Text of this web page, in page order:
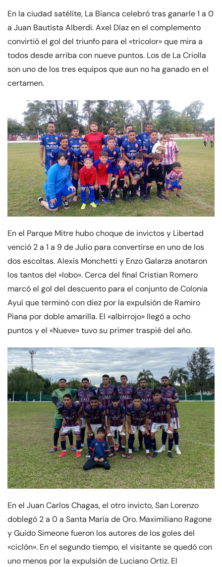
En la ciudad satélite, La Bianca celebró tras ganarle 1 a 0
a Juan Bautista Alberdi. Axel Díaz en el complemento
convirtió el gol del triunfo para el «tricolor» que mira a
todos desde arriba con nueve puntos. Los de La Criolla
son uno de los tres equipos que aun no ha ganado en el
certamen.
En el Parque Mitre hubo choque de invictos y Libertad
venció 2 a 1 a 9 de Julio para convertirse en uno de los
dos escoltas. Alexis Monchetti y Enzo Galarza anotaron
los tantos del «lobo». Cerca del final Cristian Romero
marcó el gol del descuento para el conjunto de Colonia
Ayuí que terminó con diez por la expulsión de Ramiro
Piana por doble amarilla. El «albirrojo» llegó a ocho
puntos y el «Nueve» tuvo su primer traspié del año.
En el Juan Carlos Chagas, el otro invicto, San Lorenzo
doblegó 2 a 0 a Santa María de Oro. Maximiliano Ragone
y Guido Simeone fueron los autores de los goles del
«ciclón». En el segundo tiempo, el visitante se quedó con
uno menos por la expulsión de Luciano Ortiz. El